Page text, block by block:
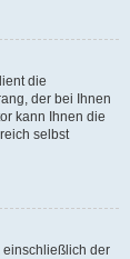
die
der bei Ihnen
kann Ihnen die
selbst
einschließlich der